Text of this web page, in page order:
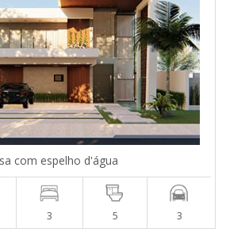
com espelho d'água
3 5 3